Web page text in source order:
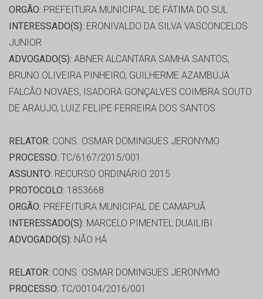
ORGÃO: PREFEITURA MUNICIPAL DE FÁTIMA DO SUL
INTERESSADO(S): ERONIVALDO DA SILVA VASCONCELOS
JUNIOR
ADVOGADO(S): ABNER ALCANTARA SAMHA SANTOS,
BRUNO OLIVEIRA PINHEIRO, GUILHERME AZAMBUJA
FALCÃO NOVAES, ISADORA GONÇALVES COIMBRA SOUTO
DE ARAUJO, LUIZ FELIPE FERREIRA DOS SANTOS
RELATOR: CONS. OSMAR DOMINGUES JERONYMO
PROCESSO: TC/6167/2015/001
ASSUNTO: RECURSO ORDINÁRIO 2015
PROTOCOLO: 1853668
ORGÃO: PREFEITURA MUNICIPAL DE CAMAPUÃ
INTERESSADO(S): MARCELO PIMENTEL DUAILIBI
ADVOGADO(S): NÃO HÁ
RELATOR: CONS. OSMAR DOMINGUES JERONYMO
PROCESSO: TC/00104/2016/001